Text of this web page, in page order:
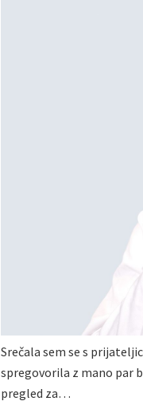
Srečala sem se s
spregovorila z mano par
pregled za…